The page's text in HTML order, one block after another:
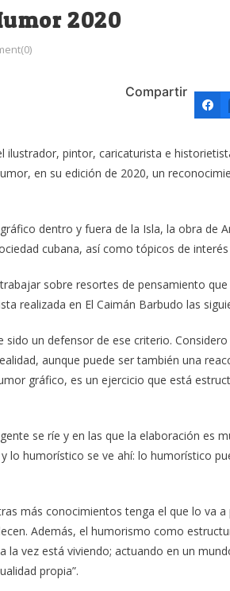
2020
Compartir
pintor, caricaturista e
en su edición de 2020, un
dentro y fuera de la Isla, la obra de
cubana, así como tópicos de
sobre resortes de pensamiento
realizada en El Caimán Barbudo las
un defensor de ese criterio.
aunque puede ser también una
gráfico, es un ejercicio que está
se ríe y en las que la elaboración es
humorístico se ve ahí: lo humorístico
más conocimientos tenga el que lo va
Además, el humorismo como
vez está viviendo; actuando en un
propia”.